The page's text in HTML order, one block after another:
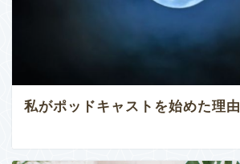
私がポッドキャストを始めた理由